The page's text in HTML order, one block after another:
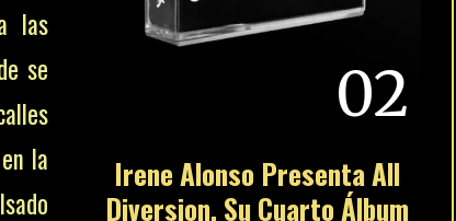
las
se
la
02
Irene Alonso Presenta All
Diversion, Su Cuarto Álbum